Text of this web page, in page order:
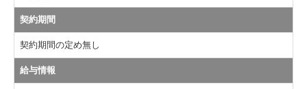
契約期間
契約期間の定め無し
給与情報